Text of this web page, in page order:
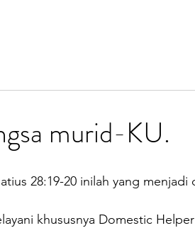
murid-KU.
28:19-20 inilah yang menjadi
khususnya Domestic